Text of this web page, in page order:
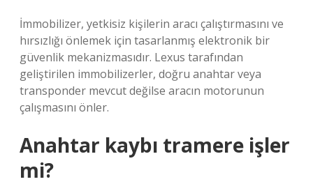
İmmobilizer, yetkisiz kişilerin aracı çalıştırmasını ve
hırsızlığı önlemek için tasarlanmış elektronik bir
güvenlik mekanizmasıdır. Lexus tarafından
geliştirilen immobilizerler, doğru anahtar veya
transponder mevcut değilse aracın motorunun
çalışmasını önler.
Anahtar kaybı tramere işler
mi?